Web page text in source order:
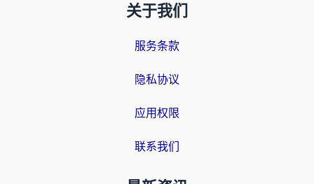
关于我们
服务条款
隐私协议
应用权限
联系我们